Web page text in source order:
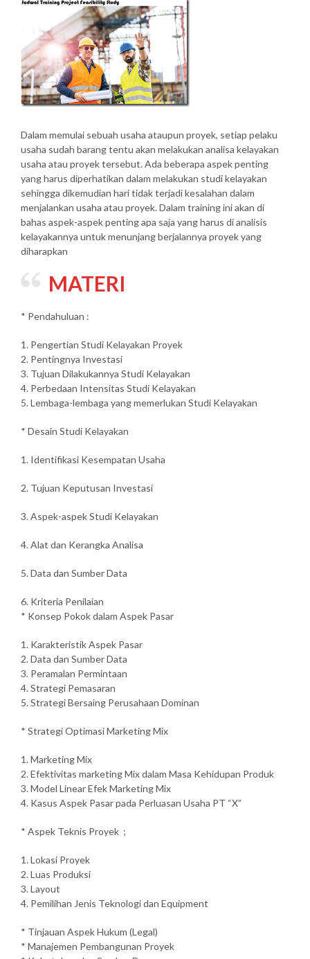
Dalam memulai sebuah usaha ataupun proyek, setiap pelaku
usaha sudah barang tentu akan melakukan analisa kelayakan
usaha atau proyek tersebut. Ada beberapa aspek penting
yang harus diperhatikan dalam melakukan studi kelayakan
sehingga dikemudian hari tidak terjadi kesalahan dalam
menjalankan usaha atau proyek. Dalam training ini akan di
bahas aspek-aspek penting apa saja yang harus di analisis
kelayakannya untuk menunjang berjalannya proyek yang
diharapkan
MATERI
* Pendahuluan :
1. Pengertian Studi Kelayakan Proyek
2. Pentingnya Investasi
3. Tujuan Dilakukannya Studi Kelayakan
4. Perbedaan Intensitas Studi Kelayakan
5. Lembaga-lembaga yang memerlukan Studi Kelayakan
* Desain Studi Kelayakan
1. Identifikasi Kesempatan Usaha
2. Tujuan Keputusan Investasi
3. Aspek-aspek Studi Kelayakan
4. Alat dan Kerangka Analisa
5. Data dan Sumber Data
6. Kriteria Penilaian
* Konsep Pokok dalam Aspek Pasar
1. Karakteristik Aspek Pasar
2. Data dan Sumber Data
3. Peramalan Permintaan
4. Strategi Pemasaran
5. Strategi Bersaing Perusahaan Dominan
* Strategi Optimasi Marketing Mix
1. Marketing Mix
2. Efektivitas marketing Mix dalam Masa Kehidupan Produk
3. Model Linear Efek Marketing Mix
4. Kasus Aspek Pasar pada Perluasan Usaha PT “X”
* Aspek Teknis Proyek ;
1. Lokasi Proyek
2. Luas Produksi
3. Layout
4. Pemilihan Jenis Teknologi dan Equipment
* Tinjauan Aspek Hukum (Legal)
* Manajemen Pembangunan Proyek